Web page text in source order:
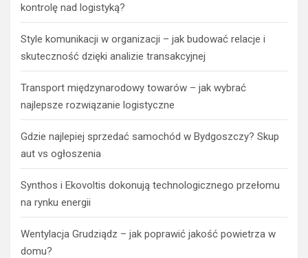
kontrolę nad logistyką?
Style komunikacji w organizacji – jak budować relacje i
skuteczność dzięki analizie transakcyjnej
Transport międzynarodowy towarów – jak wybrać
najlepsze rozwiązanie logistyczne
Gdzie najlepiej sprzedać samochód w Bydgoszczy? Skup
aut vs ogłoszenia
Synthos i Ekovoltis dokonują technologicznego przełomu
na rynku energii
Wentylacja Grudziądz – jak poprawić jakość powietrza w
domu?